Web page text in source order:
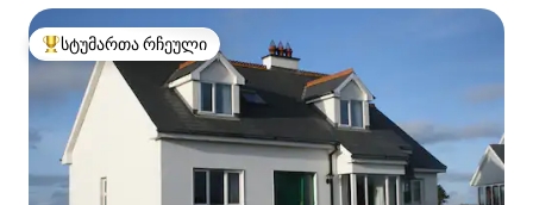
სტუმართა რჩეული მოწინავე ვარიანტი
სტუმართა რჩეული